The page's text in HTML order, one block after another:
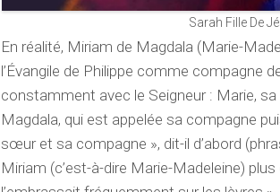
Sarah Fille De
En réalité, Miriam de Magdala (Marie-
l’Évangile de Philippe comme compagne
constamment avec le Seigneur : Marie,
Magdala, qui est appelée sa compagne
sœur et sa compagne », dit-il d’abord
Miriam (c’est-à-dire Marie-Madeleine)